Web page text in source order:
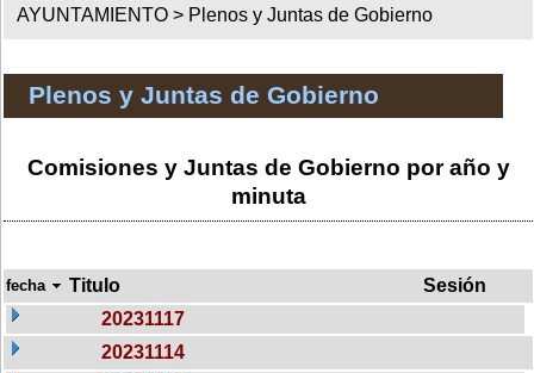
AYUNTAMIENTO > Plenos y Juntas de Gobierno
Plenos y Juntas de Gobierno
Comisiones y Juntas de Gobierno por año y
minuta
fecha Titulo
Sesión
20231117
20231114